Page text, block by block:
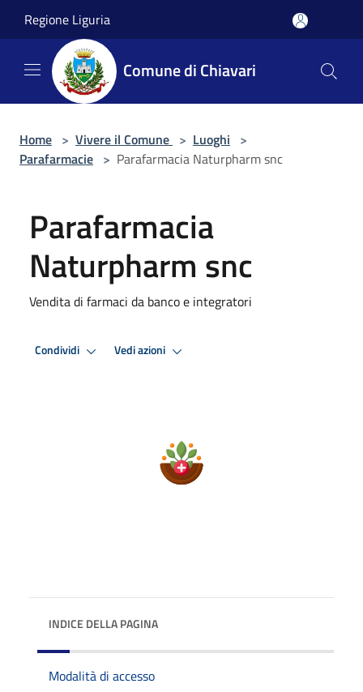
Regione Liguria
Comune di Chiavari
Home > Vivere il Comune > Luoghi >
Parafarmacie > Parafarmacia Naturpharm snc
Parafarmacia
Naturpharm snc
Vendita di farmaci da banco e integratori
Condividi Vedi azioni
INDICE DELLA PAGINA
Modalità di accesso